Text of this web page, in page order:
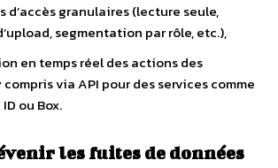
d’accès granulaires (lecture seule,
segmentation par rôle, etc.),
en temps réel des actions des
via API pour des services comme
ou Box.
les fuites de données